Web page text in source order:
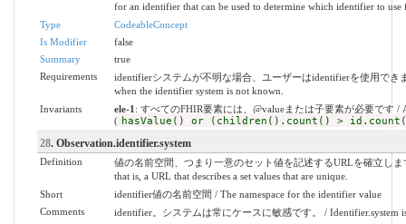
for an identifier that can be used to determine which identifier to use
Type
CodeableConcept
Is Modifier
false
Summary
true
Requirements
identifierシステムが不明な場合、ユーザーはidentifierを使用でき
when the identifier system is not known.
Invariants
ele-1 : すべてのFHIR要素には、@valueまたは子要素が必要です /
( hasValue() or (children().count() >
28. Observation.identifier.system
Definition
値の名前空間、つまり一意のセット値を記述するURLを確立しま
that is, a URL that describes a set values that are unique.
Short
identifier値の名前空間 / The namespace for the identifier value
Comments
identifier。システムは常にケースに敏感です。 / Identifier.system is